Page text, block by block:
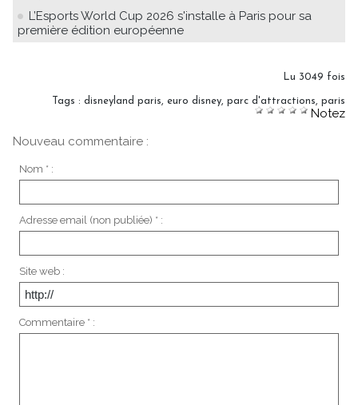
L’Esports World Cup 2026 s'installe à Paris pour sa
première édition européenne
Lu 3049 fois
Tags : disneyland paris euro disney parc d'attractions paris
Notez
Nouveau commentaire :
Nom * :
Adresse email (non publiée) * :
Site web :
Commentaire * :